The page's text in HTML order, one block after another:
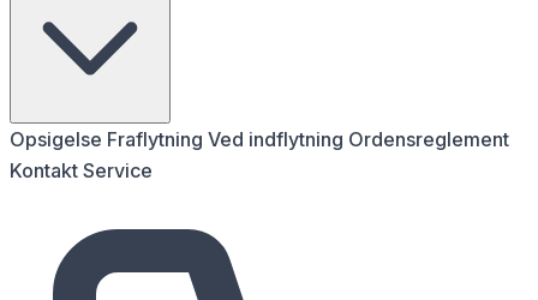
Opsigelse Fraflytning Ved indflytning Ordensreglement
Kontakt Service